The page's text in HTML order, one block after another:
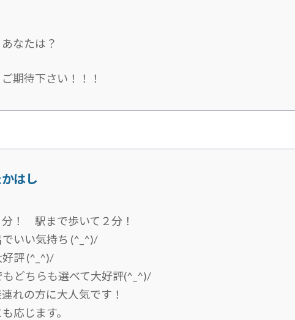
なたは？
期待下さい！！！
はし
！ 駅まで歩いて２分！
いい気持ち (^_^)/
評 (^_^)/
どちらも選べて大好評(^_^)/
れの方に大人気です！
応じます。